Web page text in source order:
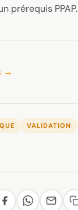
prérequis PPAP.
→
VALIDATION